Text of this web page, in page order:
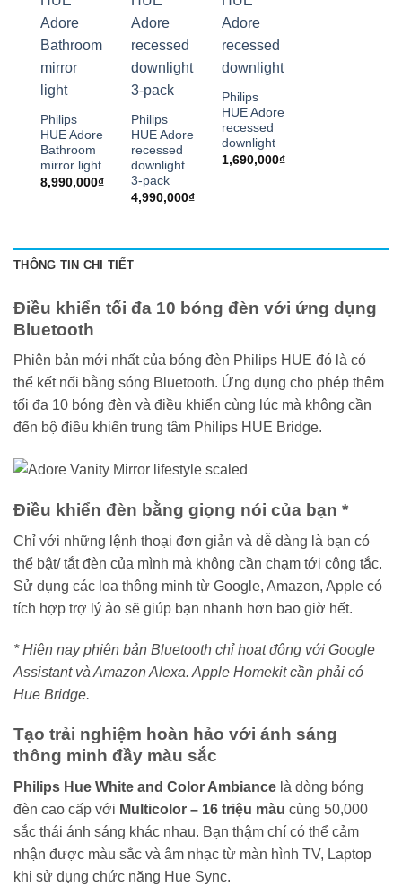
Philips
HUE Adore
Bathroom
mirror light
8,990,000₫
Philips
HUE Adore
recessed
downlight
3-pack
4,990,000₫
Philips
HUE Adore
recessed
downlight
1,690,000₫
THÔNG TIN CHI TIẾT
Điều khiển tối đa 10 bóng đèn với ứng dụng
Bluetooth
Phiên bản mới nhất của bóng đèn Philips HUE đó là có
thể kết nối bằng sóng Bluetooth. Ứng dụng cho phép thêm
tối đa 10 bóng đèn và điều khiển cùng lúc mà không cần
đến bộ điều khiển trung tâm Philips HUE Bridge.
Điều khiển đèn bằng giọng nói của bạn *
Chỉ với những lệnh thoại đơn giản và dễ dàng là bạn có
thể bật/ tắt đèn của mình mà không cần chạm tới công tắc.
Sử dụng các loa thông minh từ Google, Amazon, Apple có
tích hợp trợ lý ảo sẽ giúp bạn nhanh hơn bao giờ hết.
* Hiện nay phiên bản Bluetooth chỉ hoạt động với Google
Assistant và Amazon Alexa. Apple Homekit cần phải có
Hue Bridge.
Tạo trải nghiệm hoàn hảo với ánh sáng
thông minh đầy màu sắc
Philips Hue White and Color Ambiance là dòng bóng
đèn cao cấp với Multicolor – 16 triệu màu cùng 50,000
sắc thái ánh sáng khác nhau. Bạn thậm chí có thể cảm
nhận được màu sắc và âm nhạc từ màn hình TV, Laptop
khi sử dụng chức năng Hue Sync.